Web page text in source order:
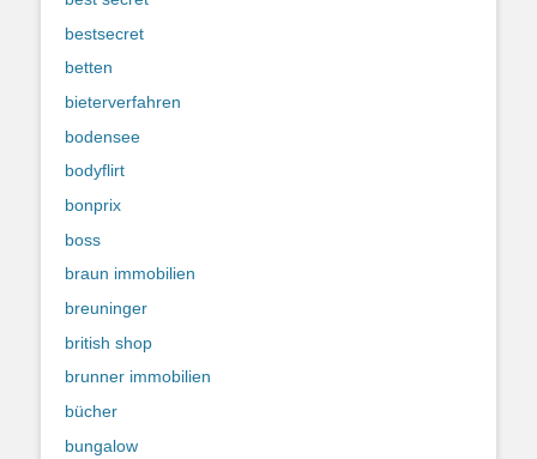
bestsecret
betten
bieterverfahren
bodensee
bodyflirt
bonprix
boss
braun immobilien
breuninger
british shop
brunner immobilien
bücher
bungalow